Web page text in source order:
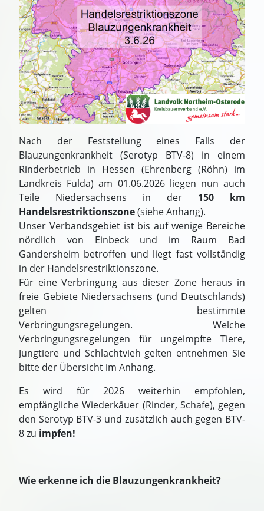
Nach der Feststellung eines Falls der
Blauzungenkrankheit (Serotyp BTV-8) in einem
Rinderbetrieb in Hessen (Ehrenberg (Röhn) im
Landkreis Fulda) am 01.06.2026 liegen nun auch
Teile Niedersachsens in der 150 km
Handelsrestriktionszone(siehe Anhang).
Unser Verbandsgebiet ist bis auf wenige Bereiche
nördlich von Einbeck und im Raum Bad
Gandersheim betroffen und liegt fast vollständig
in der Handelsrestriktionszone.
Für eine Verbringung aus dieser Zone heraus in
freie Gebiete Niedersachsens (und Deutschlands)
gelten bestimmte
Verbringungsregelungen. Welche
Verbringungsregelungen für ungeimpfte Tiere,
Jungtiere und Schlachtvieh gelten entnehmen Sie
bitte der Übersicht im Anhang.
Es wird für 2026 weiterhin empfohlen,
empfängliche Wiederkäuer (Rinder, Schafe), gegen
den Serotyp BTV-3 und zusätzlich auch gegen BTV-
8 zu impfen!
Wie erkenne ich die Blauzungenkrankheit?